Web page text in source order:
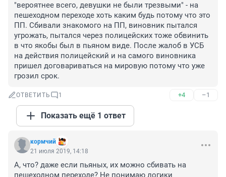
"вероятнее всего, девушки не были трезвыми" - на
пешеходном переходе хоть каким будь потому что это
ПП. Сбивали знакомого на ПП, виновник пытался
угрожать, пытался через полицейских тоже обвинить
в что якобы был в пьяном виде. После жалоб в УСБ
на действия полицейский и на самого виновника
пришел договариваться на мировую потому что уже
грозил срок.
ОТВЕТИТЬ 1 +4 –1
Показать ещё 1 ответ
кормчий
21 июля 2019, 14:18
А, что? даже если пьяных, их можно сбивать на
пешеходном переходе? Не понимаю логики